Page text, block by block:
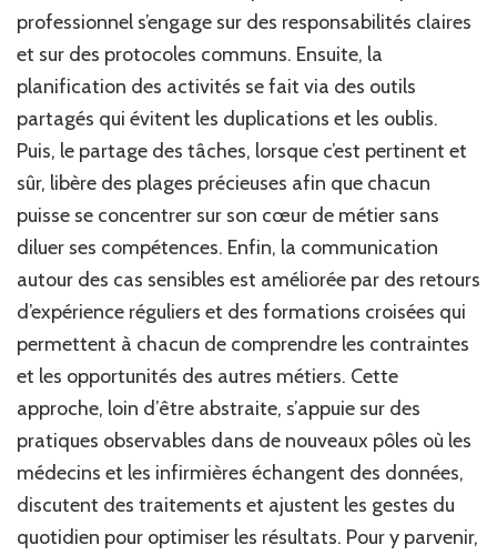
professionnel s’engage sur des responsabilités claires
et sur des protocoles communs. Ensuite, la
planification des activités se fait via des outils
partagés qui évitent les duplications et les oublis.
Puis, le partage des tâches, lorsque c’est pertinent et
sûr, libère des plages précieuses afin que chacun
puisse se concentrer sur son cœur de métier sans
diluer ses compétences. Enfin, la communication
autour des cas sensibles est améliorée par des retours
d’expérience réguliers et des formations croisées qui
permettent à chacun de comprendre les contraintes
et les opportunités des autres métiers. Cette
approche, loin d’être abstraite, s’appuie sur des
pratiques observables dans de nouveaux pôles où les
médecins et les infirmières échangent des données,
discutent des traitements et ajustent les gestes du
quotidien pour optimiser les résultats. Pour y parvenir,